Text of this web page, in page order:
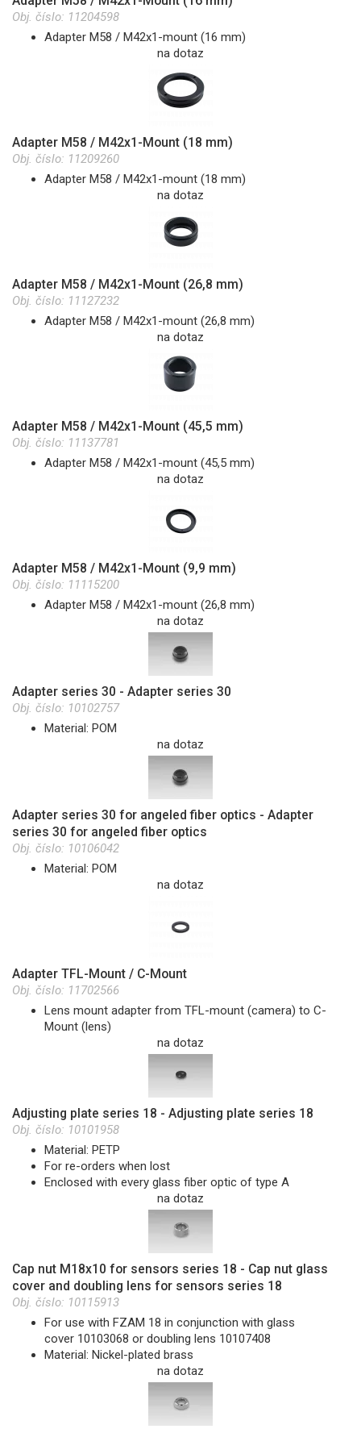
Obj. číslo: 11204598
Adapter M58 / M42x1-mount (16 mm)
na dotaz
Adapter M58 / M42x1-Mount (18 mm)
Obj. číslo: 11209260
Adapter M58 / M42x1-mount (18 mm)
na dotaz
Adapter M58 / M42x1-Mount (26,8 mm)
Obj. číslo: 11127232
Adapter M58 / M42x1-mount (26,8 mm)
na dotaz
Adapter M58 / M42x1-Mount (45,5 mm)
Obj. číslo: 11137781
Adapter M58 / M42x1-mount (45,5 mm)
na dotaz
Adapter M58 / M42x1-Mount (9,9 mm)
Obj. číslo: 11115200
Adapter M58 / M42x1-mount (26,8 mm)
na dotaz
Adapter series 30 - Adapter series 30
Obj. číslo: 10102757
Material: POM
na dotaz
Adapter series 30 for angeled fiber optics - Adapter
series 30 for angeled fiber optics
Obj. číslo: 10106042
Material: POM
na dotaz
Adapter TFL-Mount / C-Mount
Obj. číslo: 11702566
Lens mount adapter from TFL-mount (camera) to C-
Mount (lens)
na dotaz
Adjusting plate series 18 - Adjusting plate series 18
Obj. číslo: 10101958
Material: PETP
For re-orders when lost
Enclosed with every glass fiber optic of type A
na dotaz
Cap nut M18x10 for sensors series 18 - Cap nut glass
cover and doubling lens for sensors series 18
Obj. číslo: 10115913
For use with FZAM 18 in conjunction with glass
cover 10103068 or doubling lens 10107408
Material: Nickel-plated brass
na dotaz